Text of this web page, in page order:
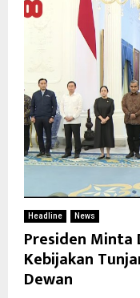
Headline News
Presiden Minta
Kebijakan
Dewan